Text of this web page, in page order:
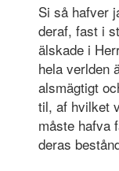
Si så hafver
deraf, fast i
älskade i
hela verlden
alsmägtigt
til, af hvilket
måste hafva
deras